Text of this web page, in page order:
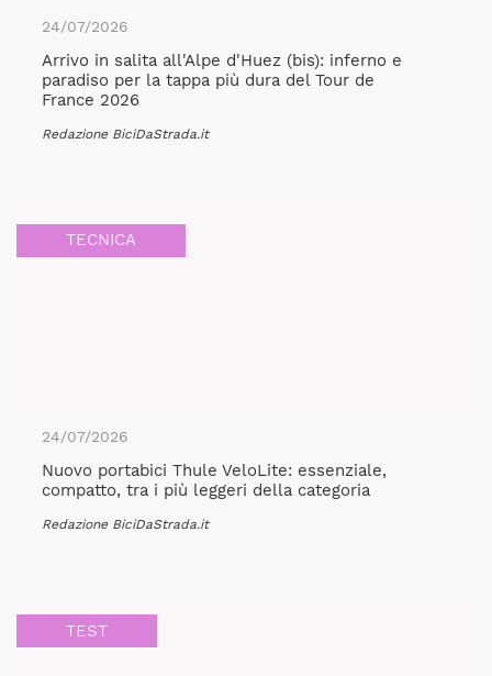
24/07/2026
Arrivo in salita all'Alpe d'Huez (bis): inferno e
paradiso per la tappa più dura del Tour de
France 2026
Redazione BiciDaStrada.it
TECNICA
24/07/2026
Nuovo portabici Thule VeloLite: essenziale,
compatto, tra i più leggeri della categoria
Redazione BiciDaStrada.it
TEST